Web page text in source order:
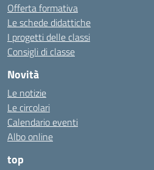
Offerta formativa
Le schede didattiche
I progetti delle classi
Consigli di classe
Novità
Le notizie
Le circolari
Calendario eventi
Albo online
top